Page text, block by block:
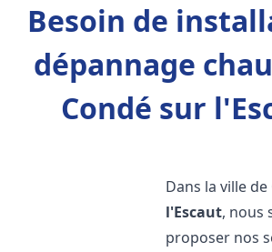
Besoin de
dépannage
Condé sur
Dans la ville de
l'Escaut, nous
proposer nos